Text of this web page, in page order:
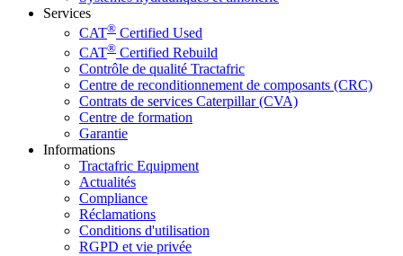
Services
CAT® Certified Used
CAT® Certified Rebuild
Contrôle de qualité Tractafric
Centre de reconditionnement de composants (CRC)
Contrats de services Caterpillar (CVA)
Centre de formation
Garantie
Informations
Tractafric Equipment
Actualités
Compliance
Réclamations
Conditions d'utilisation
RGPD et vie privée